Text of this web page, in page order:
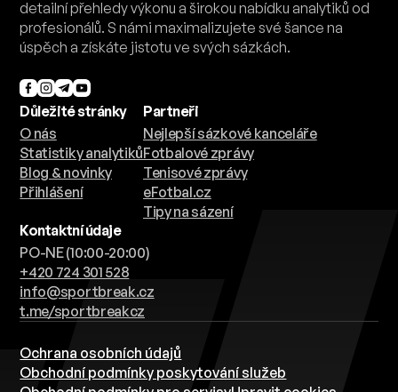
detailní přehledy výkonu a širokou nabídku analytiků od
profesionálů. S námi maximalizujete své šance na
úspěch a získáte jistotu ve svých sázkách.
Důležité stránky
O nás
Statistiky analytiků
Blog & novinky
Přihlášení
Partneři
Nejlepší sázkové kanceláře
Fotbalové zprávy
Tenisové zprávy
eFotbal.cz
Tipy na sázení
Kontaktní údaje
PO-NE (10:00-20:00)
+420 724 301 528
info@sportbreak.cz
t.me/sportbreakcz
Ochrana osobních údajů
Obchodní podmínky poskytování služeb